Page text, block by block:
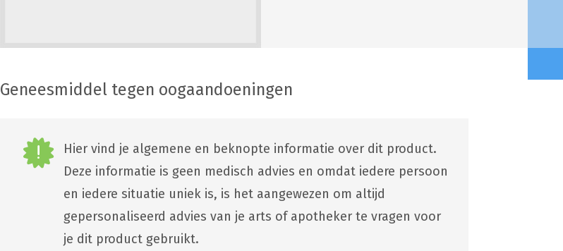
Geneesmiddel tegen oogaandoeningen
Hier vind je algemene en beknopte informatie over dit product.
Deze informatie is geen medisch advies en omdat iedere persoon
en iedere situatie uniek is, is het aangewezen om altijd
gepersonaliseerd advies van je arts of apotheker te vragen voor
je dit product gebruikt.